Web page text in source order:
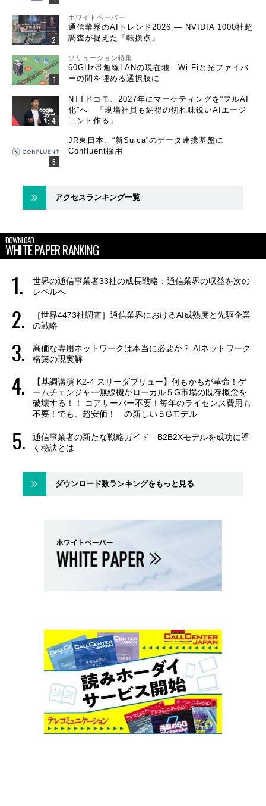
ホワイトペーパー
通信業界のAIトレンド2026 ― NVIDIA 1000社超
調査が捉えた「転換点」
ソリューション特集
60GHz帯無線LANの現在地 Wi-Fiと光ファイバ
ーの間を埋める選択肢に
NTTドコモ、2027年にマーケティングを“フルAI
化”へ 「現場社員も納得の切れ味鋭いAIエージ
ェント作る」
JR東日本、“新Suica”のデータ連携基盤に
Confluent採用
アクセスランキング一覧
DOWNLOAD
WHITE PAPER RANKING
世界の通信事業者33社の成長戦略：通信業界の収益を次の
レベルへ
［世界4473社調査］通信業界におけるAI成熟度と先駆企業
の戦略
高価な専用ネットワークは本当に必要か？ AIネットワーク
構築の現実解
【基調講演 K2-4 スリーダブリュー】何もかもが革命！ゲ
ームチェンジャー無線機がローカル５G市場の既存概念を
破壊する！！ コアサーバー不要！毎年のライセンス費用も
不要！でも、超安価！ の新しい５Gモデル
通信事業者の新たな戦略ガイド B2B2Xモデルを成功に導
く秘訣とは
ダウンロード数ランキングをもっと見る